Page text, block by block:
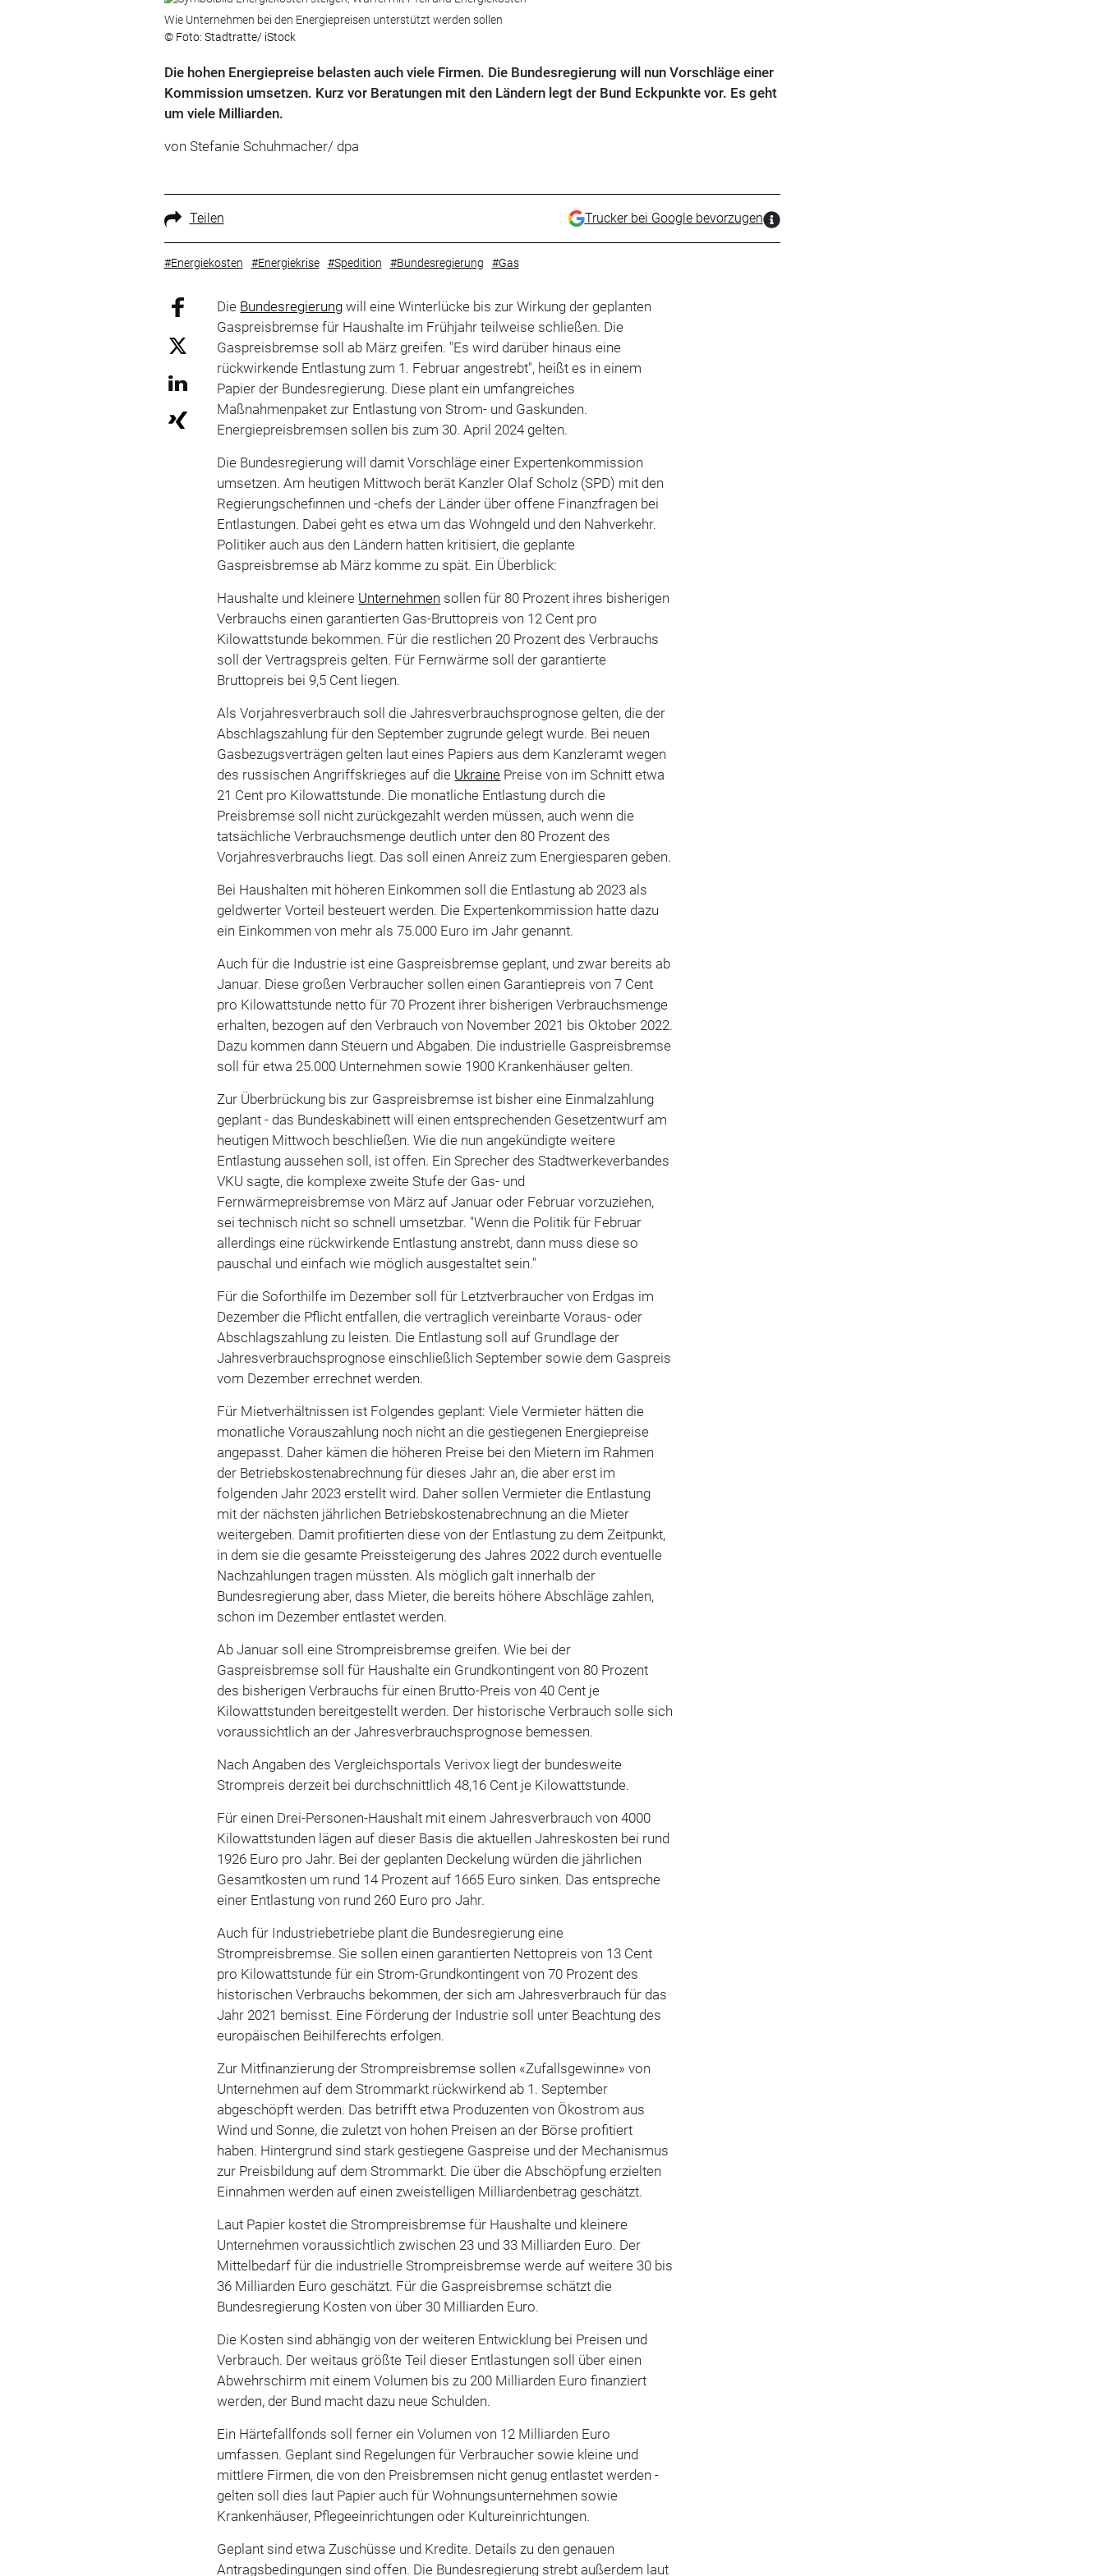
Wie Unternehmen bei den Energiepreisen unterstützt werden sollen
© Foto: Stadtratte/ iStock
Die hohen Energiepreise belasten auch viele Firmen. Die Bundesregierung will nun Vorschläge einer
Kommission umsetzen. Kurz vor Beratungen mit den Ländern legt der Bund Eckpunkte vor. Es geht
um viele Milliarden.
von Stefanie Schuhmacher/ dpa
Teilen Trucker bei Google bevorzugen
#Energiekosten #Energiekrise #Spedition #Bundesregierung #Gas
Die Bundesregierung will eine Winterlücke bis zur Wirkung der geplanten
Gaspreisbremse für Haushalte im Frühjahr teilweise schließen. Die
Gaspreisbremse soll ab März greifen. "Es wird darüber hinaus eine
rückwirkende Entlastung zum 1. Februar angestrebt", heißt es in einem
Papier der Bundesregierung. Diese plant ein umfangreiches
Maßnahmenpaket zur Entlastung von Strom- und Gaskunden.
Energiepreisbremsen sollen bis zum 30. April 2024 gelten.
Die Bundesregierung will damit Vorschläge einer Expertenkommission
umsetzen. Am heutigen Mittwoch berät Kanzler Olaf Scholz (SPD) mit den
Regierungschefinnen und -chefs der Länder über offene Finanzfragen bei
Entlastungen. Dabei geht es etwa um das Wohngeld und den Nahverkehr.
Politiker auch aus den Ländern hatten kritisiert, die geplante
Gaspreisbremse ab März komme zu spät. Ein Überblick:
Haushalte und kleinere Unternehmen sollen für 80 Prozent ihres bisherigen
Verbrauchs einen garantierten Gas-Bruttopreis von 12 Cent pro
Kilowattstunde bekommen. Für die restlichen 20 Prozent des Verbrauchs
soll der Vertragspreis gelten. Für Fernwärme soll der garantierte
Bruttopreis bei 9,5 Cent liegen.
Als Vorjahresverbrauch soll die Jahresverbrauchsprognose gelten, die der
Abschlagszahlung für den September zugrunde gelegt wurde. Bei neuen
Gasbezugsverträgen gelten laut eines Papiers aus dem Kanzleramt wegen
des russischen Angriffskrieges auf die Ukraine Preise von im Schnitt etwa
21 Cent pro Kilowattstunde. Die monatliche Entlastung durch die
Preisbremse soll nicht zurückgezahlt werden müssen, auch wenn die
tatsächliche Verbrauchsmenge deutlich unter den 80 Prozent des
Vorjahresverbrauchs liegt. Das soll einen Anreiz zum Energiesparen geben.
Bei Haushalten mit höheren Einkommen soll die Entlastung ab 2023 als
geldwerter Vorteil besteuert werden. Die Expertenkommission hatte dazu
ein Einkommen von mehr als 75.000 Euro im Jahr genannt.
Auch für die Industrie ist eine Gaspreisbremse geplant, und zwar bereits ab
Januar. Diese großen Verbraucher sollen einen Garantiepreis von 7 Cent
pro Kilowattstunde netto für 70 Prozent ihrer bisherigen Verbrauchsmenge
erhalten, bezogen auf den Verbrauch von November 2021 bis Oktober 2022.
Dazu kommen dann Steuern und Abgaben. Die industrielle Gaspreisbremse
soll für etwa 25.000 Unternehmen sowie 1900 Krankenhäuser gelten.
Zur Überbrückung bis zur Gaspreisbremse ist bisher eine Einmalzahlung
geplant - das Bundeskabinett will einen entsprechenden Gesetzentwurf am
heutigen Mittwoch beschließen. Wie die nun angekündigte weitere
Entlastung aussehen soll, ist offen. Ein Sprecher des Stadtwerkeverbandes
VKU sagte, die komplexe zweite Stufe der Gas- und
Fernwärmepreisbremse von März auf Januar oder Februar vorzuziehen,
sei technisch nicht so schnell umsetzbar. "Wenn die Politik für Februar
allerdings eine rückwirkende Entlastung anstrebt, dann muss diese so
pauschal und einfach wie möglich ausgestaltet sein."
Für die Soforthilfe im Dezember soll für Letztverbraucher von Erdgas im
Dezember die Pflicht entfallen, die vertraglich vereinbarte Voraus- oder
Abschlagszahlung zu leisten. Die Entlastung soll auf Grundlage der
Jahresverbrauchsprognose einschließlich September sowie dem Gaspreis
vom Dezember errechnet werden.
Für Mietverhältnissen ist Folgendes geplant: Viele Vermieter hätten die
monatliche Vorauszahlung noch nicht an die gestiegenen Energiepreise
angepasst. Daher kämen die höheren Preise bei den Mietern im Rahmen
der Betriebskostenabrechnung für dieses Jahr an, die aber erst im
folgenden Jahr 2023 erstellt wird. Daher sollen Vermieter die Entlastung
mit der nächsten jährlichen Betriebskostenabrechnung an die Mieter
weitergeben. Damit profitierten diese von der Entlastung zu dem Zeitpunkt,
in dem sie die gesamte Preissteigerung des Jahres 2022 durch eventuelle
Nachzahlungen tragen müssten. Als möglich galt innerhalb der
Bundesregierung aber, dass Mieter, die bereits höhere Abschläge zahlen,
schon im Dezember entlastet werden.
Ab Januar soll eine Strompreisbremse greifen. Wie bei der
Gaspreisbremse soll für Haushalte ein Grundkontingent von 80 Prozent
des bisherigen Verbrauchs für einen Brutto-Preis von 40 Cent je
Kilowattstunden bereitgestellt werden. Der historische Verbrauch solle sich
voraussichtlich an der Jahresverbrauchsprognose bemessen.
Nach Angaben des Vergleichsportals Verivox liegt der bundesweite
Strompreis derzeit bei durchschnittlich 48,16 Cent je Kilowattstunde.
Für einen Drei-Personen-Haushalt mit einem Jahresverbrauch von 4000
Kilowattstunden lägen auf dieser Basis die aktuellen Jahreskosten bei rund
1926 Euro pro Jahr. Bei der geplanten Deckelung würden die jährlichen
Gesamtkosten um rund 14 Prozent auf 1665 Euro sinken. Das entspreche
einer Entlastung von rund 260 Euro pro Jahr.
Auch für Industriebetriebe plant die Bundesregierung eine
Strompreisbremse. Sie sollen einen garantierten Nettopreis von 13 Cent
pro Kilowattstunde für ein Strom-Grundkontingent von 70 Prozent des
historischen Verbrauchs bekommen, der sich am Jahresverbrauch für das
Jahr 2021 bemisst. Eine Förderung der Industrie soll unter Beachtung des
europäischen Beihilferechts erfolgen.
Zur Mitfinanzierung der Strompreisbremse sollen «Zufallsgewinne» von
Unternehmen auf dem Strommarkt rückwirkend ab 1. September
abgeschöpft werden. Das betrifft etwa Produzenten von Ökostrom aus
Wind und Sonne, die zuletzt von hohen Preisen an der Börse profitiert
haben. Hintergrund sind stark gestiegene Gaspreise und der Mechanismus
zur Preisbildung auf dem Strommarkt. Die über die Abschöpfung erzielten
Einnahmen werden auf einen zweistelligen Milliardenbetrag geschätzt.
Laut Papier kostet die Strompreisbremse für Haushalte und kleinere
Unternehmen voraussichtlich zwischen 23 und 33 Milliarden Euro. Der
Mittelbedarf für die industrielle Strompreisbremse werde auf weitere 30 bis
36 Milliarden Euro geschätzt. Für die Gaspreisbremse schätzt die
Bundesregierung Kosten von über 30 Milliarden Euro.
Die Kosten sind abhängig von der weiteren Entwicklung bei Preisen und
Verbrauch. Der weitaus größte Teil dieser Entlastungen soll über einen
Abwehrschirm mit einem Volumen bis zu 200 Milliarden Euro finanziert
werden, der Bund macht dazu neue Schulden.
Ein Härtefallfonds soll ferner ein Volumen von 12 Milliarden Euro
umfassen. Geplant sind Regelungen für Verbraucher sowie kleine und
mittlere Firmen, die von den Preisbremsen nicht genug entlastet werden -
gelten soll dies laut Papier auch für Wohnungsunternehmen sowie
Krankenhäuser, Pflegeeinrichtungen oder Kultureinrichtungen.
Geplant sind etwa Zuschüsse und Kredite. Details zu den genauen
Antragsbedingungen sind offen. Die Bundesregierung strebt außerdem laut